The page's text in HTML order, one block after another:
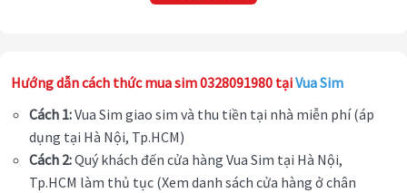
Hướng dẫn cách thức mua sim 0328091980 tạiVua Sim
Cách 1:Vua Sim giao sim và thu tiền tại nhà miễn phí (áp
dụng tại Hà Nội, Tp.HCM)
Cách 2:Quý khách đến cửa hàng Vua Sim tại Hà Nội,
Tp.HCM làm thủ tục (Xem danh sách cửa hàng ở chân